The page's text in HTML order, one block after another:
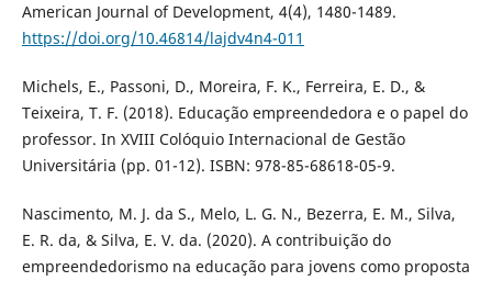
American Journal of Development, 4(4), 1480-1489.
https://doi.org/10.46814/lajdv4n4-011
Michels, E., Passoni, D., Moreira, F. K., Ferreira, E. D., &
Teixeira, T. F. (2018). Educação empreendedora e o papel do
professor. In XVIII Colóquio Internacional de Gestão
Universitária (pp. 01-12). ISBN: 978-85-68618-05-9.
Nascimento, M. J. da S., Melo, L. G. N., Bezerra, E. M., Silva,
E. R. da, & Silva, E. V. da. (2020). A contribuição do
empreendedorismo na educação para jovens como proposta